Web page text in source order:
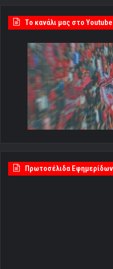
Tο κανάλι μας στο Youtube
Πρωτοσέλιδα Εφημερίδων